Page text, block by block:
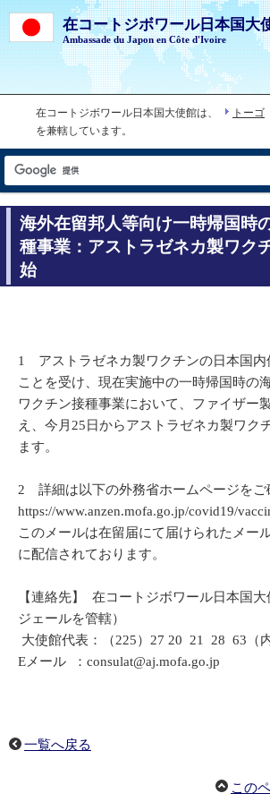
在コートジボワール日本国大
Ambassade du Japon en Côte d'Ivoire
在コートジボワール日本国大使館は、 トーゴ
を兼轄しています。
海外在留邦人等向け一時帰国時
種事業：アストラゼネカ製ワク
始
1 アストラゼネカ製ワクチンの日本国内
ことを受け、現在実施中の一時帰国時の
ワクチン接種事業において、ファイザー
え、今月25日からアストラゼネカ製ワク
ます。
2 詳細は以下の外務省ホームページをご
https://www.anzen.mofa.go.jp/covid19/
このメールは在留届にて届けられたメー
に配信されております。
【連絡先】 在コートジボワール日本国
ジェールを管轄）
大使館代表：（225）27 20 21 28 63（内
Eメール ：consulat@aj.mofa.go.jp
一覧へ戻る
この